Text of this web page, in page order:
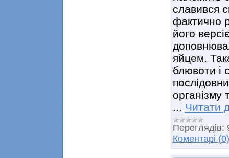
славився
фактично
його
яйцем.
блювоти і
організму
... Читати
Переглядів:
Коментарі (0)